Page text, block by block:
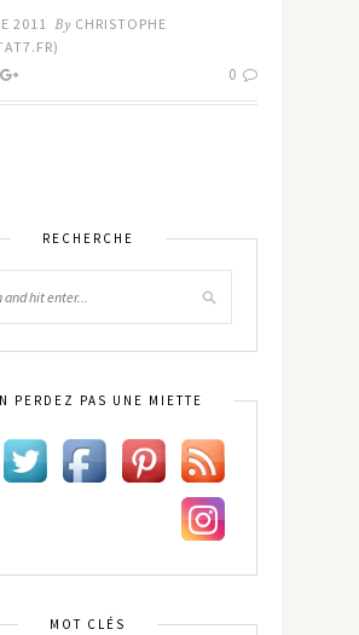
2011 By CHRISTOPHE
0
RECHERCHE
PERDEZ PAS UNE MIETTE
MOT CLÉS